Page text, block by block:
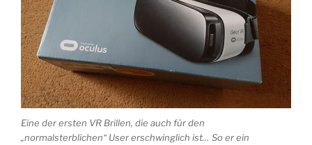
Eine der ersten VR Brillen, die auch für den
„normalsterblichen“ User erschwinglich ist… So er ein